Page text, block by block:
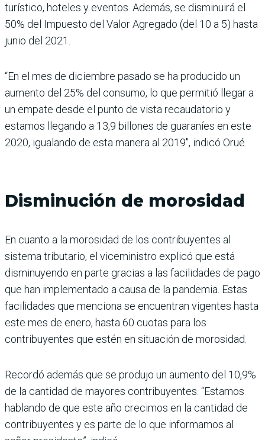
turístico, hoteles y eventos. Además, se disminuirá el
50% del Impuesto del Valor Agregado (del 10 a 5) hasta
junio del 2021.
“En el mes de diciembre pasado se ha producido un
aumento del 25% del consumo, lo que permitió llegar a
un empate desde el punto de vista recaudatorio y
estamos llegando a 13,9 billones de guaraníes en este
2020, igualando de esta manera al 2019″, indicó Orué.
Disminución de morosidad
En cuanto a la morosidad de los contribuyentes al
sistema tributario, el viceministro explicó que está
disminuyendo en parte gracias a las facilidades de pago
que han implementado a causa de la pandemia. Estas
facilidades que menciona se encuentran vigentes hasta
este mes de enero, hasta 60 cuotas para los
contribuyentes que estén en situación de morosidad.
Recordó además que se produjo un aumento del 10,9%
de la cantidad de mayores contribuyentes. “Estamos
hablando de que este año crecimos en la cantidad de
contribuyentes y es parte de lo que informamos al